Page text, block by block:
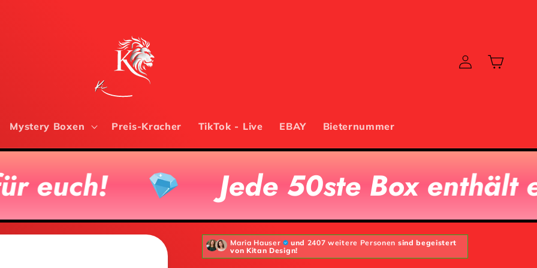
Mystery Boxen Preis-Kracher TikTok - Live EBAY Bieternummer
EinloggenWarenkorb
Jede 50ste Box enthält eine
Maria Hauser und 2407 weitere Personen sind begeistert
von Kitan Design!